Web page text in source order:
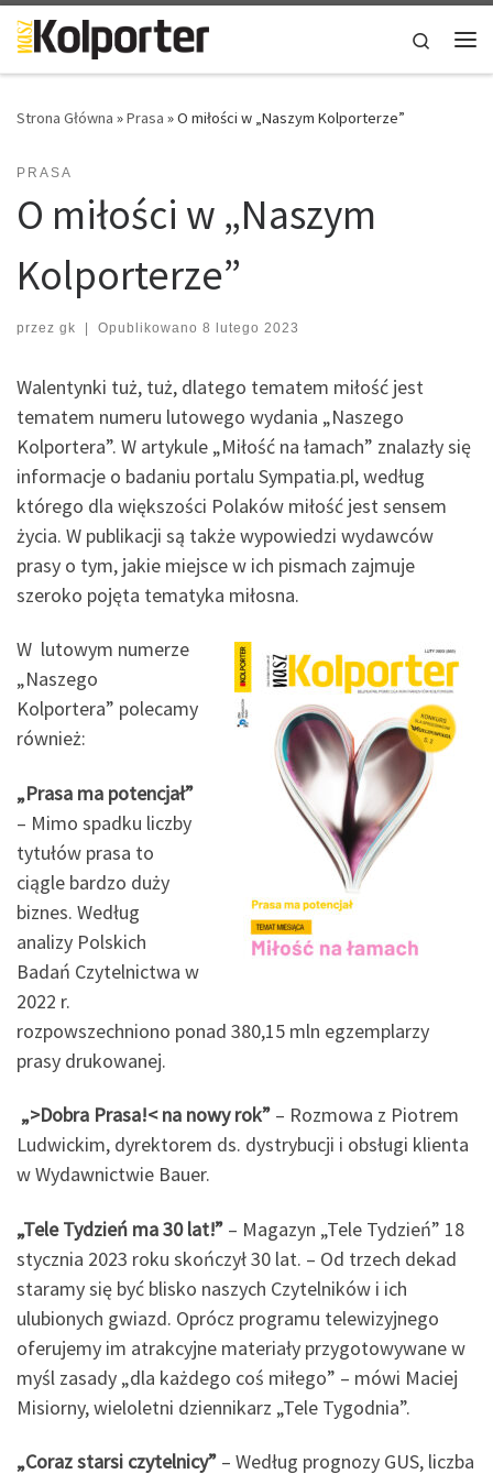
Skip to content
Search
Strona Główna »Prasa »O miłości w „Naszym Kolporterze”
PRASA
O miłości w „Naszym
Kolporterze”
przez gk | Opublikowano 8 lutego 2023
Walentynki tuż, tuż, dlatego tematem miłość jest
tematem numeru lutowego wydania „Naszego
Kolportera”. W artykule „Miłość na łamach” znalazły się
informacje o badaniu portalu Sympatia.pl, według
którego dla większości Polaków miłość jest sensem
życia. W publikacji są także wypowiedzi wydawców
prasy o tym, jakie miejsce w ich pismach zajmuje
szeroko pojęta tematyka miłosna.
W lutowym numerze
„Naszego
Kolportera” polecamy
również:
„Prasa ma potencjał”
– Mimo spadku liczby
tytułów prasa to
ciągle bardzo duży
biznes. Według
analizy Polskich
Badań Czytelnictwa w
2022 r.
rozpowszechniono ponad 380,15 mln egzemplarzy
prasy drukowanej.
„>Dobra Prasa!< na nowy rok” – Rozmowa z Piotrem
Ludwickim, dyrektorem ds. dystrybucji i obsługi klienta
w Wydawnictwie Bauer.
„Tele Tydzień ma 30 lat!” – Magazyn „Tele Tydzień” 18
stycznia 2023 roku skończył 30 lat. – Od trzech dekad
staramy się być blisko naszych Czytelników i ich
ulubionych gwiazd. Oprócz programu telewizyjnego
oferujemy im atrakcyjne materiały przygotowywane w
myśl zasady „dla każdego coś miłego” – mówi Maciej
Misiorny, wieloletni dziennikarz „Tele Tygodnia”.
„Coraz starsi czytelnicy” – Według prognozy GUS, liczba